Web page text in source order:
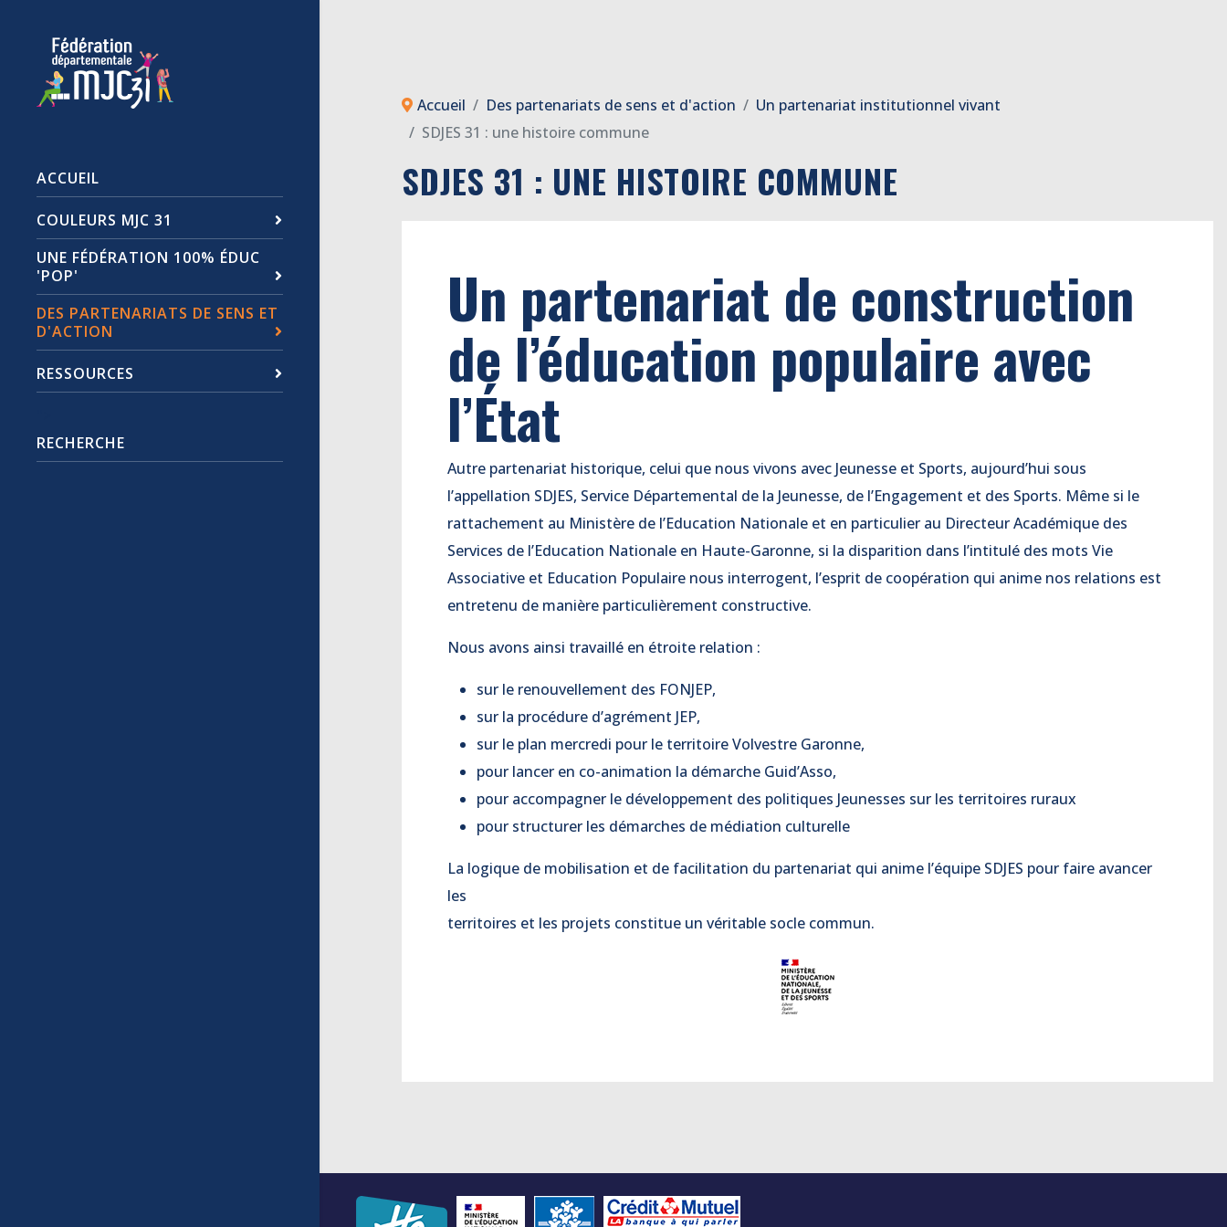
ACCUEIL
COULEURS MJC 31
UNE FÉDÉRATION 100% ÉDUC
'POP'
DES PARTENARIATS DE SENS ET
D'ACTION
RESSOURCES
RECHERCHE
Accueil Des partenariats de sens et d'action
Un partenariat institutionnel vivant
SDJES 31 : une histoire commune
SDJES 31 : UNE HISTOIRE COMMUNE
Un partenariat de construction
de l’éducation populaire avec
l’État
Autre partenariat historique, celui que nous vivons avec Jeunesse et Sports, aujourd’hui sous
l’appellation SDJES, Service Départemental de la Jeunesse, de l’Engagement et des Sports. Même si le
rattachement au Ministère de l’Education Nationale et en particulier au Directeur Académique des
Services de l’Education Nationale en Haute-Garonne, si la disparition dans l’intitulé des mots Vie
Associative et Education Populaire nous interrogent, l’esprit de coopération qui anime nos relations est
entretenu de manière particulièrement constructive.
Nous avons ainsi travaillé en étroite relation :
sur le renouvellement des FONJEP,
sur la procédure d’agrément JEP,
sur le plan mercredi pour le territoire Volvestre Garonne,
pour lancer en co-animation la démarche Guid’Asso,
pour accompagner le développement des politiques Jeunesses sur les territoires ruraux
pour structurer les démarches de médiation culturelle
La logique de mobilisation et de facilitation du partenariat qui anime l’équipe SDJES pour faire avancer
les
territoires et les projets constitue un véritable socle commun.